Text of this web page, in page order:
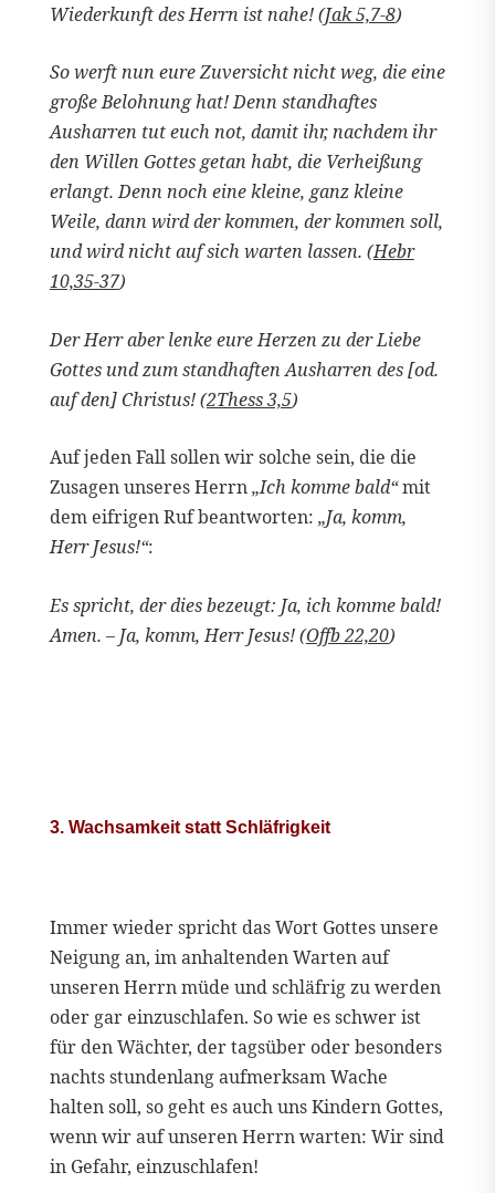
Wiederkunft des Herrn ist nahe! (Jak 5,7-8)
So werft nun eure Zuversicht nicht weg, die eine
große Belohnung hat! Denn standhaftes
Ausharren tut euch not, damit ihr, nachdem ihr
den Willen Gottes getan habt, die Verheißung
erlangt. Denn noch eine kleine, ganz kleine
Weile, dann wird der kommen, der kommen soll,
und wird nicht auf sich warten lassen. (Hebr
10,35-37)
Der Herr aber lenke eure Herzen zu der Liebe
Gottes und zum standhaften Ausharren des [od.
auf den] Christus! (2Thess 3,5)
Auf jeden Fall sollen wir solche sein, die die
Zusagen unseres Herrn„Ich komme bald“mit
dem eifrigen Ruf beantworten: „Ja, komm,
Herr Jesus!“:
Es spricht, der dies bezeugt: Ja, ich komme bald!
Amen. – Ja, komm, Herr Jesus! (Offb 22,20)
3. Wachsamkeit statt Schläfrigkeit
Immer wieder spricht das Wort Gottes unsere
Neigung an, im anhaltenden Warten auf
unseren Herrn müde und schläfrig zu werden
oder gar einzuschlafen. So wie es schwer ist
für den Wächter, der tagsüber oder besonders
nachts stundenlang aufmerksam Wache
halten soll, so geht es auch uns Kindern Gottes,
wenn wir auf unseren Herrn warten: Wir sind
in Gefahr, einzuschlafen!